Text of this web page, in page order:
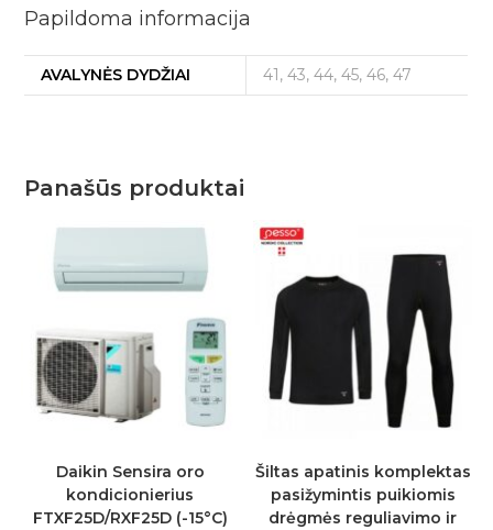
Papildoma informacija
AVALYNĖS DYDŽIAI 41, 43, 44, 45, 46, 47
Panašūs produktai
Daikin Sensira oro
kondicionierius
FTXF25D/RXF25D (-15°C)
Šiltas apatinis komplektas
pasižymintis puikiomis
drėgmės reguliavimo ir